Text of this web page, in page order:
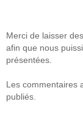
Merci de laisser
afin que nous
présentées.
Les commentaires
publiés.